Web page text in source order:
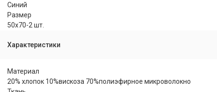
Синий
Размер
50x70-2 шт.
Характеристики
Материал
20% хлопок 10%вискоза 70%полиэфирное микроволокно